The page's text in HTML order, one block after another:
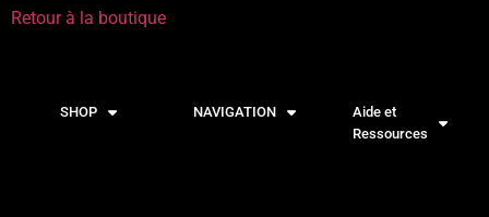
Retour à la boutique
SHOP NAVIGATION
Aide et
Ressources